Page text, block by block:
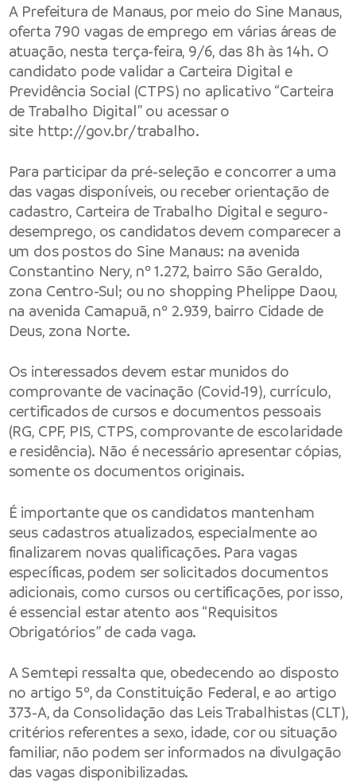
A Prefeitura de Manaus, por meio do Sine Manaus,
oferta 790 vagas de emprego em várias áreas de
atuação, nesta terça-feira, 9/6, das 8h às 14h. O
candidato pode validar a Carteira Digital e
Previdência Social (CTPS) no aplicativo “Carteira
de Trabalho Digital” ou acessar o
site http://gov.br/trabalho.
Para participar da pré-seleção e concorrer a uma
das vagas disponíveis, ou receber orientação de
cadastro, Carteira de Trabalho Digital e seguro-
desemprego, os candidatos devem comparecer a
um dos postos do Sine Manaus: na avenida
Constantino Nery, nº 1.272, bairro São Geraldo,
zona Centro-Sul; ou no shopping Phelippe Daou,
na avenida Camapuã, nº 2.939, bairro Cidade de
Deus, zona Norte.
Os interessados devem estar munidos do
comprovante de vacinação (Covid-19), currículo,
certificados de cursos e documentos pessoais
(RG, CPF, PIS, CTPS, comprovante de escolaridade
e residência). Não é necessário apresentar cópias,
somente os documentos originais.
É importante que os candidatos mantenham
seus cadastros atualizados, especialmente ao
finalizarem novas qualificações. Para vagas
específicas, podem ser solicitados documentos
adicionais, como cursos ou certificações, por isso,
é essencial estar atento aos “Requisitos
Obrigatórios” de cada vaga.
A Semtepi ressalta que, obedecendo ao disposto
no artigo 5º, da Constituição Federal, e ao artigo
373-A, da Consolidação das Leis Trabalhistas (CLT),
critérios referentes a sexo, idade, cor ou situação
familiar, não podem ser informados na divulgação
das vagas disponibilizadas.